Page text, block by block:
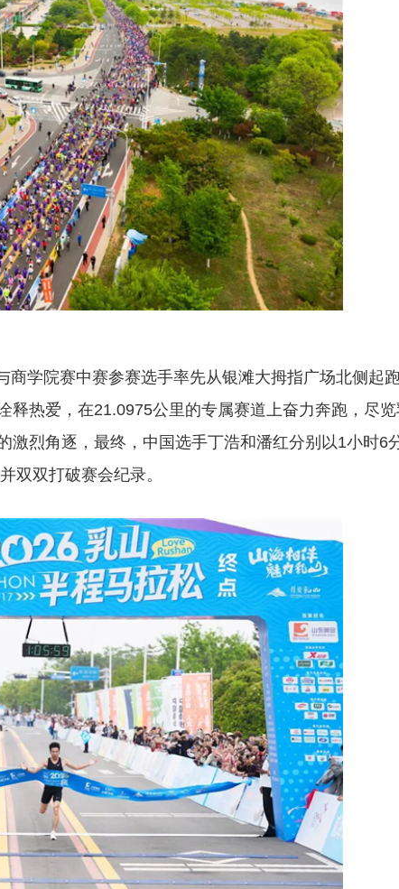
学院赛中赛参赛选手率先从银滩大拇指广场北侧起
释热爱，在21.0975公里的专属赛道上奋力奔跑，尽览
激烈角逐，最终，中国选手丁浩和潘红分别以1小时6
双双打破赛会纪录。